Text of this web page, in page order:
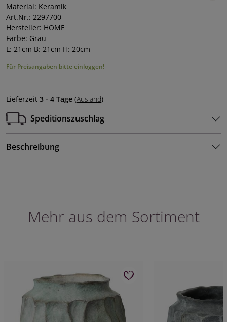
Material: Keramik
Art.Nr.: 2297700
Hersteller: HOME
Farbe: Grau
L: 21cm B: 21cm H: 20cm
Für Preisangaben bitte einloggen!
Lieferzeit 3 - 4 Tage (Ausland)
Speditionszuschlag
Beschreibung
Mehr aus dem Sortiment